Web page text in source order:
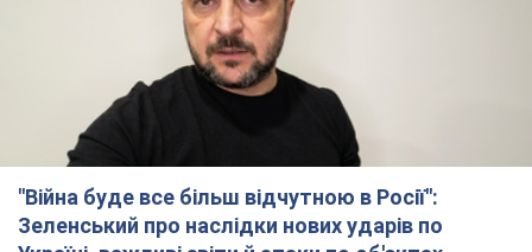
136,8 т.
"Вкрай прикро": Сибіга розкритикував ЮНІСЕФ
за заяву про загиблих дітей в Україні
дітей є війна, яку розв'язала РФ
8 часов назад 8,6 т.